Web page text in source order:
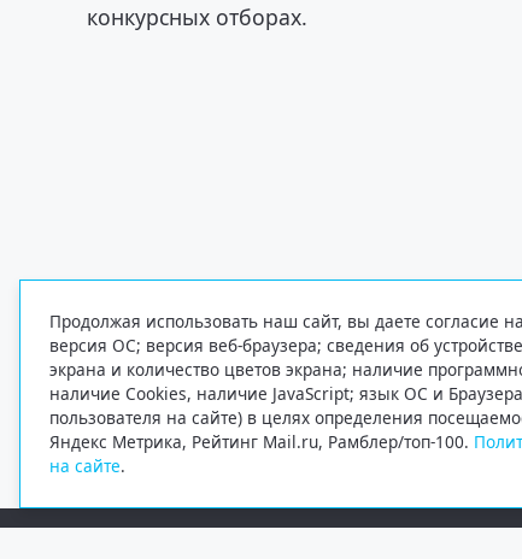
конкурсных отборах.
Продолжая использовать наш сайт, вы даете согласие
версия ОС; версия веб-браузера; сведения об
экрана и количество цветов экрана; наличие
наличие Cookies, наличие JavaScript; язык ОС и
пользователя на сайте) в целях определения
Яндекс Метрика, Рейтинг Mail.ru, Рамблер/топ-100.
на сайте.